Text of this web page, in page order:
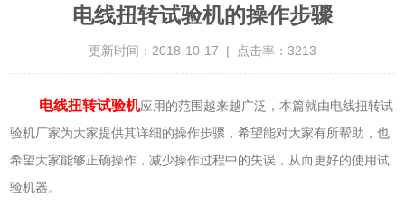
电线扭转试验机的操作步骤
更新时间：2018-10-17 | 点击率：3213
电线扭转试验机应用的范围越来越广泛，本篇就由电线扭转试
验机厂家为大家提供其详细的操作步骤，希望能对大家有所帮助，也
希望大家能够正确操作，减少操作过程中的失误，从而更好的使用试
验机器。